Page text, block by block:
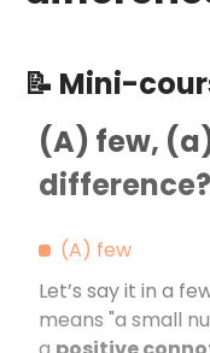
📝 Mini-
(A) few,
difference?
(A) few
Let’s say it in a
means "a small